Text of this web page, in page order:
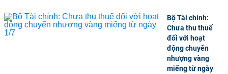
Bộ Tài chính:
Chưa thu thuế
đối với hoạt
động chuyển
nhượng vàng
miếng từ ngày